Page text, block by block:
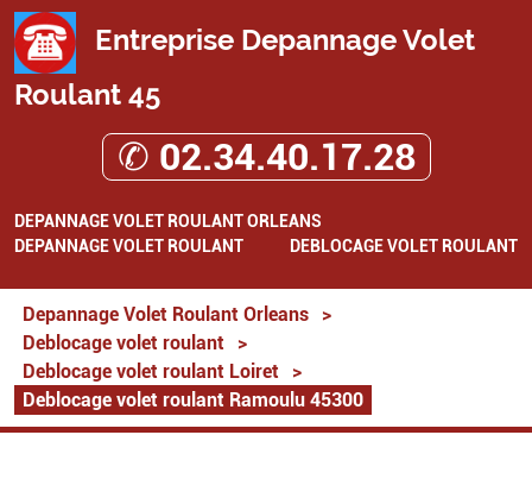
Entreprise Depannage Volet
Roulant 45
✆ 02.34.40.17.28
DEPANNAGE VOLET ROULANT ORLEANS
DEPANNAGE VOLET ROULANT
DEBLOCAGE VOLET ROULANT
Depannage Volet Roulant Orleans
>
Deblocage volet roulant
>
Deblocage volet roulant Loiret
>
Deblocage volet roulant Ramoulu 45300